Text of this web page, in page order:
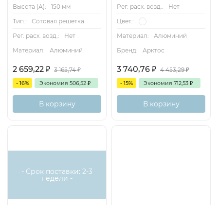
Высота (А):
150 мм
Тип.:
Сотовая решетка
Рег. расх. возд.:
Нет
Материал:
Алюминий
2 659,22 ₽ 3 165,74₽
- 16% Экономия 506,52 ₽
В корзину
Рег. расх. возд.:
Нет
Цвет.:
Материал:
Алюминий
Бренд:
Арктос
3 740,76 ₽ 4 453,29₽
- 15% Экономия 712,53 ₽
В корзину
- Срок поставки: 2-3
недели -